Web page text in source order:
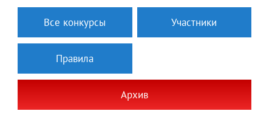
Все конкурсы Участники
Правила
Архив